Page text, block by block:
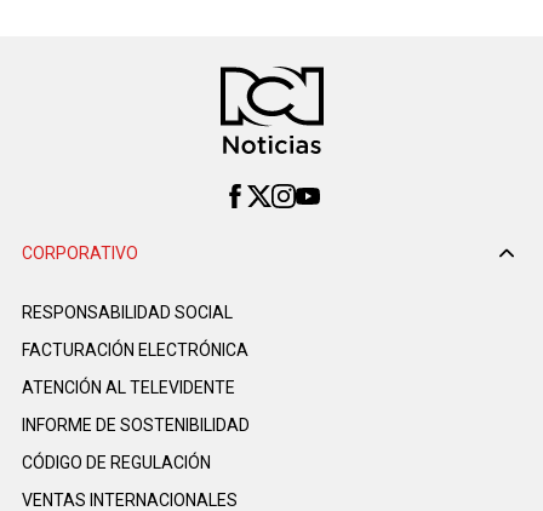
CORPORATIVO
RESPONSABILIDAD SOCIAL
FACTURACIÓN ELECTRÓNICA
ATENCIÓN AL TELEVIDENTE
INFORME DE SOSTENIBILIDAD
CÓDIGO DE REGULACIÓN
VENTAS INTERNACIONALES